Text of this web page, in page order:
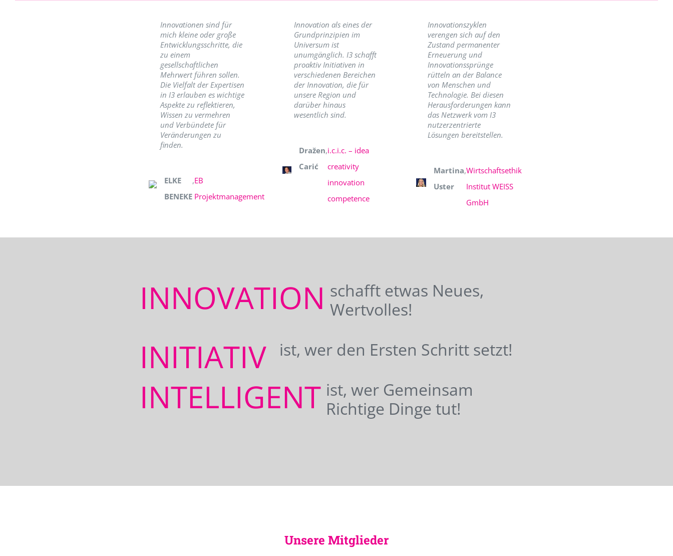
Innovationen sind für
mich kleine oder große
Entwicklungsschritte, die
zu einem
gesellschaftlichen
Mehrwert führen sollen.
Die Vielfalt der Expertisen
in I3 erlauben es wichtige
Aspekte zu reflektieren,
Wissen zu vermehren
und Verbündete für
Veränderungen zu
finden.
ELKE
BENEKE
,EB
Projektmanagement
Innovation als eines der
Grundprinzipien im
Universum ist
unumgänglich. I3 schafft
proaktiv Initiativen in
verschiedenen Bereichen
der Innovation, die für
unsere Region und
darüber hinaus
wesentlich sind.
Dražen
Carić
,i.c.i.c. – idea
creativity
innovation
competence
Innovationszyklen
verengen sich auf den
Zustand permanenter
Erneuerung und
Innovationssprünge
rütteln an der Balance
von Menschen und
Technologie. Bei diesen
Herausforderungen kann
das Netzwerk vom I3
nutzerzentrierte
Lösungen bereitstellen.
Martina
Uster
,Wirtschaftsethik
Institut WEISS
GmbH
INNOVATION schafft etwas Neues,
Wertvolles!
INITIATIV ist, wer den Ersten Schritt setzt!
INTELLIGENT ist, wer Gemeinsam
Richtige Dinge tut!
Unsere Mitglieder